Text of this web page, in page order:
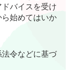
ドバイスを受け
始めてはいか
令などに基づ